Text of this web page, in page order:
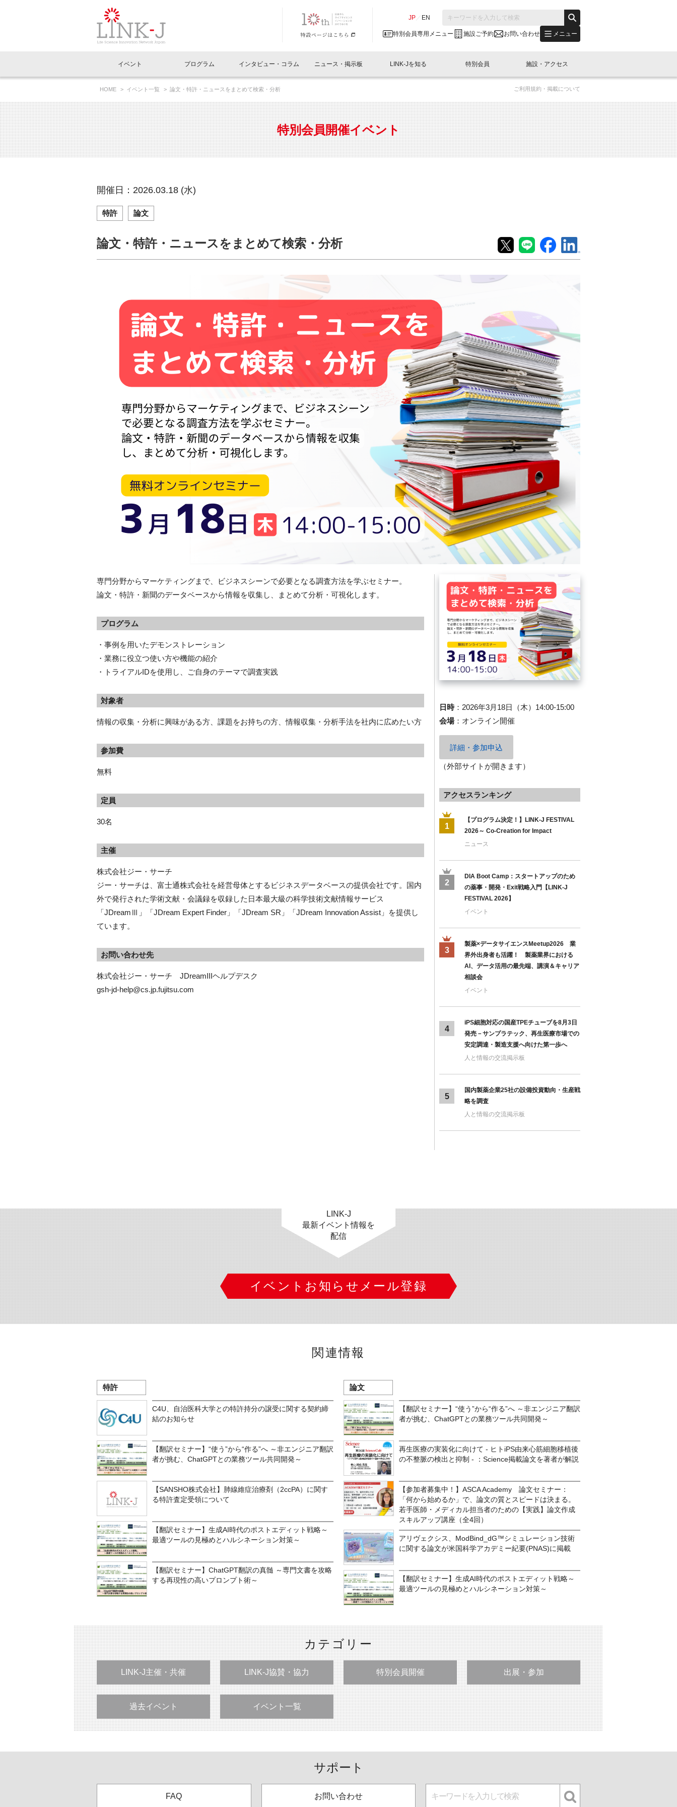
JP EN
特別会員専用メニュー 施設ご予約 お問い合わせ メニュー
イベントお知らせメール登録
閉じる
イベント
イベント一覧
LINK-J主催・共催 特別会員開催
LINK-J協賛・協力 出展・参加
イベントレポート一覧
LINK-J主催・共催 特別会員開催
LINK-J協賛・協力 出展・参加
プログラム
Out of Box相談室 What's "UNIKORN"？ What's "LINK-BioBAY TOKYO"？
インタビュー・コラム
インタビュー・コラム一覧
スペシャルインタビュー ベンチャーインタビュー 会報誌 (News Letter)
連載コラム サポーターコラム 日本橋コラム
ニュース・掲示板
ニュース一覧
トピック プレスリリース
メディア情報 海外関連
協賛・協力
人と情報の交流掲示板一覧
会員プレスリリース ニュース・事業紹介
募集 イベント
LINK-Jを知る
理事長挨拶 Why in Nihonbashi What’s LINK-J WEST
国内外連携 サポーター紹介 事業内容
組織概要 パンフレット GTB日本橋エリアについて
特別会員
特別会員一覧 特別会員について 入会申し込み
専用メニューはこちら
施設・アクセス
ラウンジ・会議室 オフィス・ラボ 施設ご予約
アクセス
HOME イベント一覧 論文・特許・ニュースをまとめて検索・分析 ご利用規約・掲載について
特別会員開催イベント
開催日：2026.03.18 (水)
特許 論文
論文・特許・ニュースをまとめて検索・分析
専門分野からマーケティングまで、ビジネスシーンで必要となる調査方法を学ぶセミナー。
論文・特許・新聞のデータベースから情報を収集し、まとめて分析・可視化します。
プログラム
・事例を用いたデモンストレーション
・業務に役立つ使い方や機能の紹介
・トライアルIDを使用し、ご自身のテーマで調査実践
対象者
情報の収集・分析に興味がある方、課題をお持ちの方、情報収集・分析手法を社内に広めたい方
参加費
無料
定員
30名
主催
株式会社ジー・サーチ
ジー・サーチは、富士通株式会社を経営母体とするビジネスデータベースの提供会社です。国内
外で発行された学術文献・会議録を収録した日本最大級の科学技術文献情報サービス
「JDreamⅢ」「JDream Expert Finder」「JDream SR」「JDream Innovation Assist」を提供し
ています。
お問い合わせ先
株式会社ジー・サーチ　JDreamIIIヘルプデスク
gsh-jd-help@cs.jp.fujitsu.com
日時： 2026年3月18日（木）14:00-15:00
会場： オンライン開催
詳細・参加申込
（外部サイトが開きます）
アクセスランキング
1
【プログラム決定！】LINK-J FESTIVAL
2026～ Co-Creation for Impact
ニュース
2
DIA Boot Camp：スタートアップのため
の薬事・開発・Exit戦略入門【LINK-J
FESTIVAL 2026】
イベント
3
製薬×データサイエンスMeetup2026 業
界外出身者も活躍！ 製薬業界における
AI、データ活用の最先端、講演＆キャリア
相談会
イベント
4
iPS細胞対応の国産TPEチューブを8月3日
発売－サンプラテック、再生医療市場での
安定調達・製造支援へ向けた第一歩へ
人と情報の交流掲示板
5
国内製薬企業25社の設備投資動向・生産戦
略を調査
人と情報の交流掲示板
LINK-J
最新イベント情報を
配信
イベントお知らせメール登録
関連情報
特許
C4U、自治医科大学との特許持分の譲受に関する契約締
結のお知らせ
【翻訳セミナー】“使う”から“作る”へ ～非エンジニア翻訳
者が挑む、ChatGPTとの業務ツール共同開発～
【SANSHO株式会社】肺線維症治療剤（2ccPA）に関す
る特許査定受領について
【翻訳セミナー】生成AI時代のポストエディット戦略～
最適ツールの見極めとハルシネーション対策～
【翻訳セミナー】ChatGPT翻訳の真髄 ～専門文書を攻略
する再現性の高いプロンプト術～
論文
【翻訳セミナー】“使う”から“作る”へ ～非エンジニア翻訳
者が挑む、ChatGPTとの業務ツール共同開発～
再生医療の実装化に向けて - ヒトiPS由来心筋細胞移植後
の不整脈の検出と抑制 - ：Science掲載論文を著者が解説
【参加者募集中！】ASCA Academy 論文セミナー：
「何から始めるか」で、論文の質とスピードは決まる。
若手医師・メディカル担当者のための【実践】論文作成
スキルアップ講座（全4回）
アリヴェクシス、ModBind_dG™シミュレーション技術
に関する論文が米国科学アカデミー紀要(PNAS)に掲載
【翻訳セミナー】生成AI時代のポストエディット戦略～
最適ツールの見極めとハルシネーション対策～
カテゴリー
LINK-J主催・共催 LINK-J協賛・協力 特別会員開催 出展・参加
過去イベント イベント一覧
サポート
FAQ お問い合わせ